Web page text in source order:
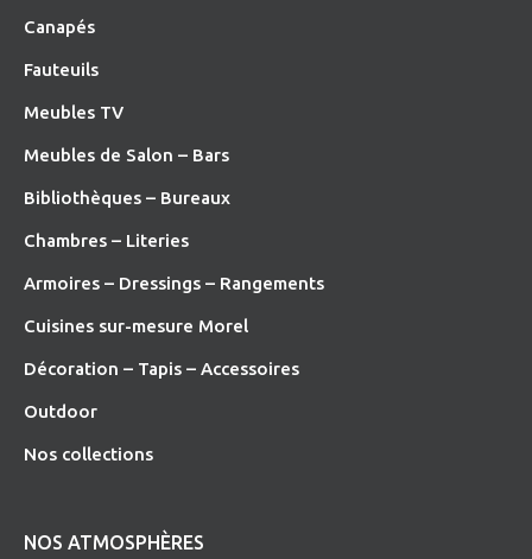
Canapés
Fauteuils
Meubles TV
Meubles de Salon – Bars
Bibliothèques – Bureaux
Chambres – Literies
Armoires – Dressings – Rangements
Cuisines sur-mesure Morel
Décoration – Tapis – Accessoires
Outdoor
Nos collections
NOS ATMOSPHÈRES